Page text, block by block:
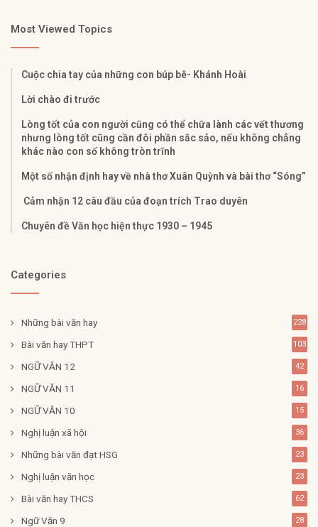
Most Viewed Topics
Cuộc chia tay của những con búp bê- Khánh Hoài
Lời chào đi trước
Lòng tốt của con người cũng có thể chữa lành các vết thương
nhưng lòng tốt cũng cần đôi phần sắc sảo, nếu không chẳng
khác nào con số không tròn trĩnh
Một số nhận định hay về nhà thơ Xuân Quỳnh và bài thơ “Sóng”
Cảm nhận 12 câu đầu của đoạn trích Trao duyên
Chuyên đề Văn học hiện thực 1930 – 1945
Categories
Những bài văn hay 228
Bài văn hay THPT 103
NGỮ VĂN 12 42
NGỮ VĂN 11 16
NGỮ VĂN 10 15
Nghị luận xã hội 36
Những bài văn đạt HSG 23
Nghị luận văn học 23
Bài văn hay THCS 62
Ngữ Văn 9 28